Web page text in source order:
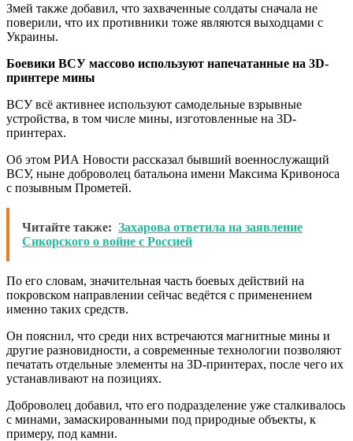
Змей также добавил, что захваченные солдаты сначала не
поверили, что их противники тоже являются выходцами с
Украины.
Боевики ВСУ массово используют напечатанные на 3D-
принтере мины
ВСУ всё активнее используют самодельные взрывные
устройства, в том числе мины, изготовленные на 3D-
принтерах.
Об этом РИА Новости рассказал бывший военнослужащий
ВСУ, ныне доброволец батальона имени Максима Кривоноса
с позывным Прометей.
Читайте также: Захарова ответила на заявление
Сикорского о войне с Россией
По его словам, значительная часть боевых действий на
покровском направлении сейчас ведётся с применением
именно таких средств.
Он пояснил, что среди них встречаются магнитные мины и
другие разновидности, а современные технологии позволяют
печатать отдельные элементы на 3D-принтерах, после чего их
устанавливают на позициях.
Доброволец добавил, что его подразделение уже сталкивалось
с минами, замаскированными под природные объекты, к
примеру, под камни.